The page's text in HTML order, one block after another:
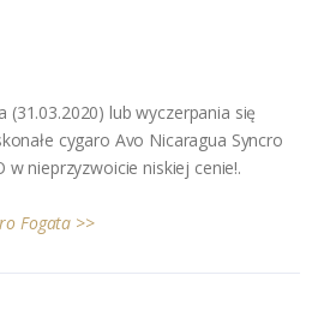
lub wyczerpania się
cygaro Avo Nicaragua Syncro
nieprzyzwoicie niskiej cenie!.
Fogata >>